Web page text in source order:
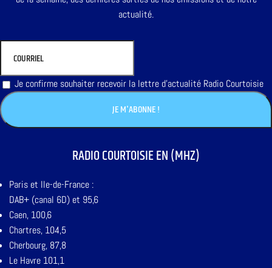
actualité.
Je confirme souhaiter recevoir la lettre d'actualité Radio Courtoisie
RADIO COURTOISIE EN (MHZ)
Paris et Ile-de-France :
DAB+ (canal 6D) et 95,6
Caen, 100,6
Chartres, 104,5
Cherbourg, 87,8
Le Havre 101,1